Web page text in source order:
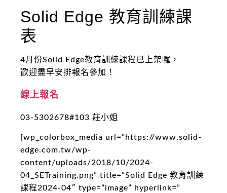
Solid Edge 教育訓練課
表
4月份Solid Edge教育訓練課程已上架囉，
歡迎盡早安排報名參加！
線上報名
03-5302678#103 莊小姐
[wp_colorbox_media url=”https://www.solid-
edge.com.tw/wp-
content/uploads/2018/10/2024-
04_SETraining.png” title=”Solid Edge 教育訓練
課程2024-04″ type=”image” hyperlink=”